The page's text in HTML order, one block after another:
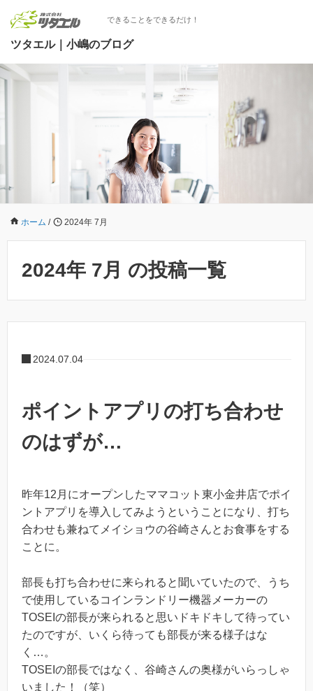
できることをできるだけ！
ツタエル｜小嶋のブログ
ホーム / 2024年 7月
2024年 7月 の投稿一覧
2024.07.04
ポイントアプリの打ち合わせ
のはずが…
昨年12月にオープンしたママコット東小金井店でポイ
ントアプリを導入してみようということになり、打ち
合わせも兼ねてメイショウの谷崎さんとお食事をする
ことに。
部長も打ち合わせに来られると聞いていたので、うち
で使用しているコインランドリー機器メーカーの
TOSEIの部長が来られると思いドキドキして待ってい
たのですが、いくら待っても部長が来る様子はな
く…。
TOSEIの部長ではなく、谷崎さんの奥様がいらっしゃ
いました！（笑）